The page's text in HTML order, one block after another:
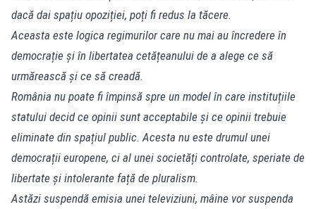
dacă dai spațiu opoziției, poți fi redus la tăcere.
Aceasta este logica regimurilor care nu mai au încredere în
democrație și în libertatea cetățeanului de a alege ce să
urmărească și ce să creadă.
România nu poate fi împinsă spre un model în care instituțiile
statului decid ce opinii sunt acceptabile și ce opinii trebuie
eliminate din spațiul public. Acesta nu este drumul unei
democrații europene, ci al unei societăți controlate, speriate de
libertate și intolerante față de pluralism.
Astăzi suspendă emisia unei televiziuni, mâine vor suspenda